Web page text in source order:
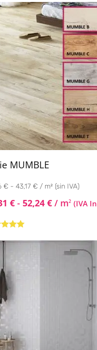
5
MUMBLE
€ - 43,17 € / m² (sin IVA)
€ - 52,24 € / m2 (IVA
5